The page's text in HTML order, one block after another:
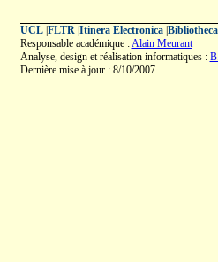
UCL| FLTR| Itinera Electronica|
Responsable académique :Alain Meurant
Analyse, design et réalisation informatiques :
Dernière mise à jour : 8/10/2007